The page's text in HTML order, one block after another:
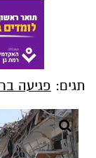
תגים: פגיעה